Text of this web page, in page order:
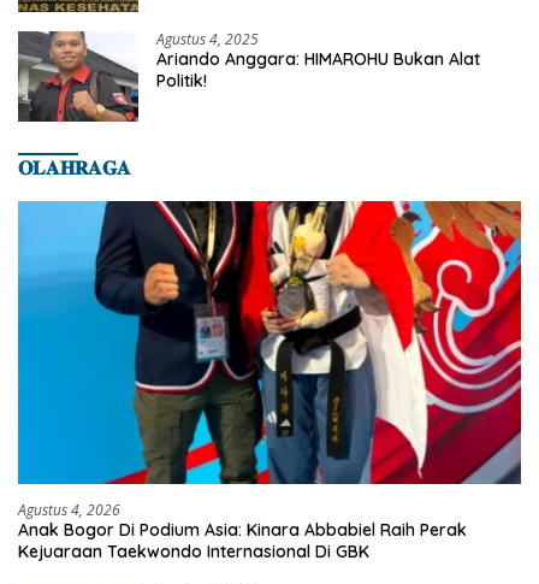
Agustus 4, 2025
Ariando Anggara: HIMAROHU Bukan Alat
Politik!
𝐎𝐋𝐀𝐇𝐑𝐀𝐆𝐀
Agustus 4, 2026
Anak Bogor Di Podium Asia: Kinara Abbabiel Raih Perak
Kejuaraan Taekwondo Internasional Di GBK